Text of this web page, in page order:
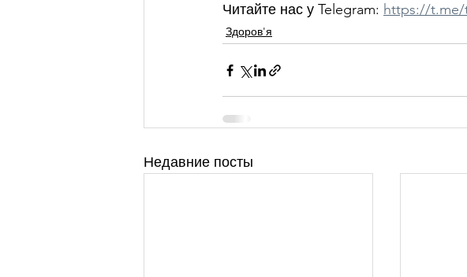
Читайте нас у Telegram: https://t.me/
Здоров'я
Недавние посты